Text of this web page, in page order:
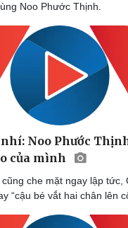
Noo Phước Thịnh.
Noo Phước
của mình
che mặt ngay lập tức,
“cậu bé vắt hai chân lên